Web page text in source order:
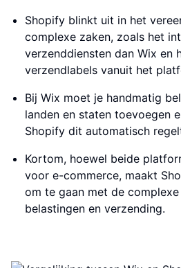
Shopify blinkt uit in het
complexe zaken, zoals het
verzenddiensten dan Wix en
verzendlabels vanuit het
Bij Wix moet je handmatig
landen en staten toevoegen
Shopify dit automatisch
Kortom, hoewel beide
voor e-commerce, maakt
om te gaan met de
belastingen en verzending.